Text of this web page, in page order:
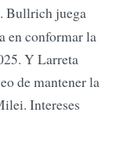
. Bullrich juega
en conformar la
Y Larreta
de mantener la
Intereses